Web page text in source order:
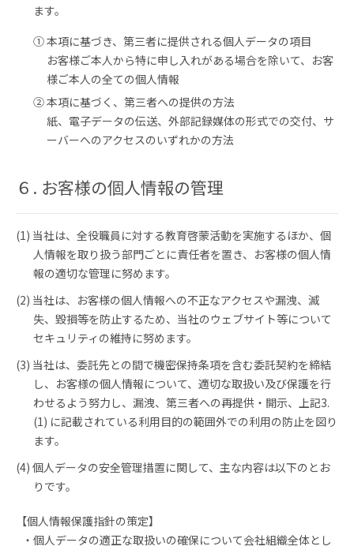
ます。
① 本項に基づき、第三者に提供される個人データの項目
お客様ご本人から特に申し入れがある場合を除いて、お客
様ご本人の全ての個人情報
② 本項に基づく、第三者への提供の方法
紙、電子データの伝送、外部記録媒体の形式での交付、サ
ーバーへのアクセスのいずれかの方法
６. お客様の個人情報の管理
(1) 当社は、全役職員に対する教育啓蒙活動を実施するほか、個
人情報を取り扱う部門ごとに責任者を置き、お客様の個人情
報の適切な管理に努めます。
(2) 当社は、お客様の個人情報への不正なアクセスや漏洩、滅
失、毀損等を防止するため、当社のウェブサイト等について
セキュリティの維持に努めます。
(3) 当社は、委託先との間で機密保持条項を含む委託契約を締結
し、お客様の個人情報について、適切な取扱い及び保護を行
わせるよう努力し、漏洩、第三者への再提供・開示、上記3.
(1) に記載されている利用目的の範囲外での利用の防止を図り
ます。
(4) 個人データの安全管理措置に関して、主な内容は以下のとお
りです。
【個人情報保護指針の策定】
個人データの適正な取扱いの確保について会社組織全体とし